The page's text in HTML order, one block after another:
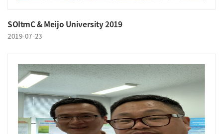
SOItmC & Meijo University 2019
2019-07-23